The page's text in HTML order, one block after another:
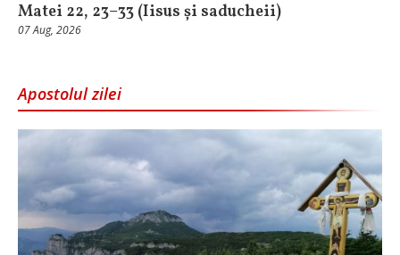
Matei 22, 23–33 (Iisus și saducheii)
07 Aug, 2026
Apostolul zilei